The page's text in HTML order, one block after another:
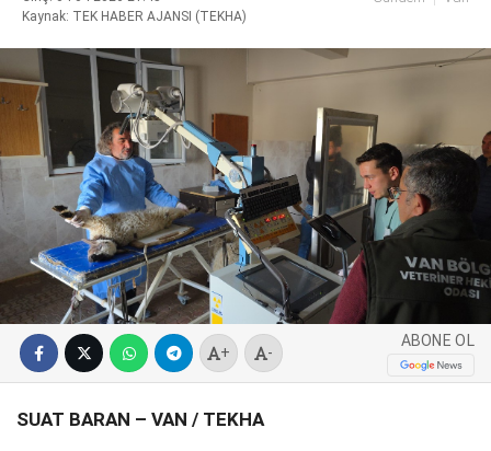
WhatsApp İhbar
Hattı
SIYASET
DÜNYA
METEOROLOJI
SPOR
SERVISLER
Kaynak: TEK HABER AJANSI (TEKHA)
+ -
ABONE OL
SUAT BARAN – VAN / TEKHA